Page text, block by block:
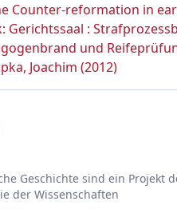
Counter-reformation in
Gerichtssaal :
und
Joachim (2012)
Geschichte sind ein Projekt
der Wissenschaften